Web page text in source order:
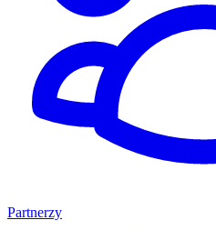
Partnerzy